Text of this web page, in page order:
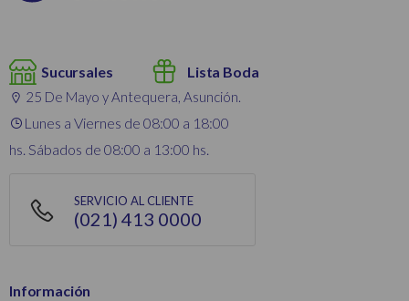
Sucursales Lista Boda
25 De Mayo y Antequera, Asunción.
Lunes a Viernes de 08:00 a 18:00
hs. Sábados de 08:00 a 13:00 hs.
SERVICIO AL CLIENTE
(021) 413 0000
Información